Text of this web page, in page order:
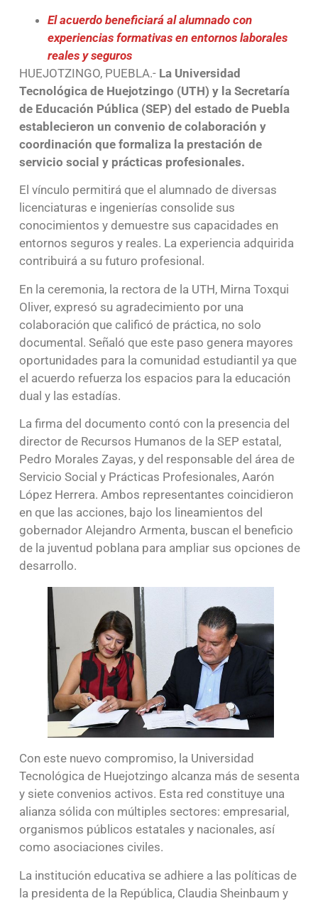
El acuerdo beneficiará al alumnado con
experiencias formativas en entornos laborales
reales y seguros
HUEJOTZINGO, PUEBLA.- La Universidad
Tecnológica de Huejotzingo (UTH) y la Secretaría
de Educación Pública (SEP) del estado de Puebla
establecieron un convenio de colaboración y
coordinación que formaliza la prestación de
servicio social y prácticas profesionales.
El vínculo permitirá que el alumnado de diversas
licenciaturas e ingenierías consolide sus
conocimientos y demuestre sus capacidades en
entornos seguros y reales. La experiencia adquirida
contribuirá a su futuro profesional.
En la ceremonia, la rectora de la UTH, Mirna Toxqui
Oliver, expresó su agradecimiento por una
colaboración que calificó de práctica, no solo
documental. Señaló que este paso genera mayores
oportunidades para la comunidad estudiantil ya que
el acuerdo refuerza los espacios para la educación
dual y las estadías.
La firma del documento contó con la presencia del
director de Recursos Humanos de la SEP estatal,
Pedro Morales Zayas, y del responsable del área de
Servicio Social y Prácticas Profesionales, Aarón
López Herrera. Ambos representantes coincidieron
en que las acciones, bajo los lineamientos del
gobernador Alejandro Armenta, buscan el beneficio
de la juventud poblana para ampliar sus opciones de
desarrollo.
Con este nuevo compromiso, la Universidad
Tecnológica de Huejotzingo alcanza más de sesenta
y siete convenios activos. Esta red constituye una
alianza sólida con múltiples sectores: empresarial,
organismos públicos estatales y nacionales, así
como asociaciones civiles.
La institución educativa se adhiere a las políticas de
la presidenta de la República, Claudia Sheinbaum y